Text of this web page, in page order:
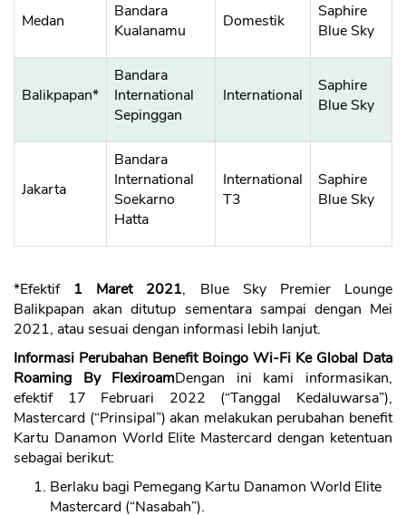
Medan
Bandara
Kualanamu
Domestik
Saphire
Blue Sky
Balikpapan*
Bandara
International
Sepinggan
International
Saphire
Blue Sky
Jakarta
Bandara
International
Soekarno
Hatta
International
T3
Saphire
Blue Sky
*Efektif 1 Maret 2021, Blue Sky Premier Lounge
Balikpapan akan ditutup sementara sampai dengan Mei
2021, atau sesuai dengan informasi lebih lanjut.
Informasi Perubahan Benefit Boingo Wi-Fi Ke Global Data
Roaming By FlexiroamDengan ini kami informasikan,
efektif 17 Februari 2022 (“Tanggal Kedaluwarsa”),
Mastercard (“Prinsipal”) akan melakukan perubahan benefit
Kartu Danamon World Elite Mastercard dengan ketentuan
sebagai berikut:
Berlaku bagi Pemegang Kartu Danamon World Elite
Mastercard (“Nasabah”).